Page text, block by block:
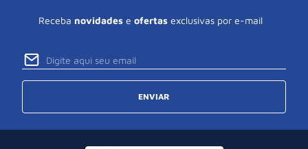
Receba novidades e ofertas exclusivas por e-mail
ENVIAR